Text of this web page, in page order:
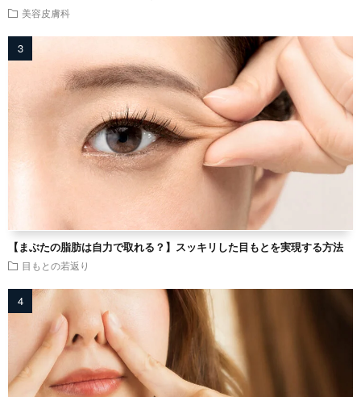
美容皮膚科
【まぶたの脂肪は自力で取れる？】スッキリした目もとを実現する方法
目もとの若返り